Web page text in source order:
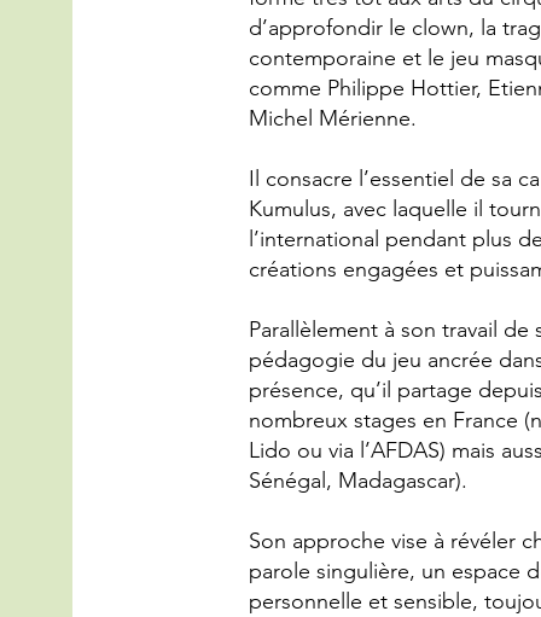
d’approfondir le clown, la
contemporaine et le jeu
comme Philippe Hottier,
Michel Mérienne.
Il consacre l’essentiel de sa
Kumulus, avec laquelle il
l’international pendant plus
créations engagées et
Parallèlement à son travail
pédagogie du jeu ancrée
présence, qu’il partage
nombreux stages en France
Lido ou via l’AFDAS) mais
Sénégal, Madagascar).
Son approche vise à révéler
parole singulière, un espace
personnelle et sensible,